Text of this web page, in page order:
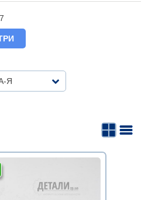
Я